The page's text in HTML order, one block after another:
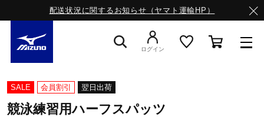
配送状況に関するお知らせ（ヤマト運輸HP）
スニーカー
ログイン
SALE 会員割引 翌日出荷
競泳練習用ハーフスパッツ